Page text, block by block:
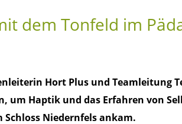
dem Tonfeld im
Hort Plus und Teamleitung
um Haptik und das Erfahren von
Schloss Niedernfels ankam.